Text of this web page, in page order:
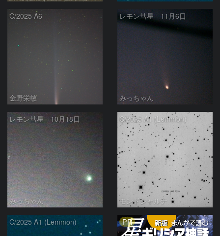
C/2025 A6
金野栄敏
レモン彗星 11月6日
みっちゃん
レモン彗星 10月18日
みっちゃん
C/2025 A1 (Lemmon)
モンドシャルナ
C/2025 A1 (Lemmon) PR